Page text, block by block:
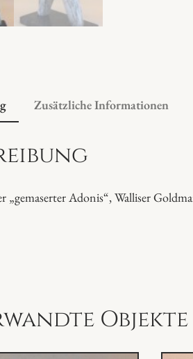
Zusätzliche Informationen
„gemaserter Adonis“, Walliser
Objekte